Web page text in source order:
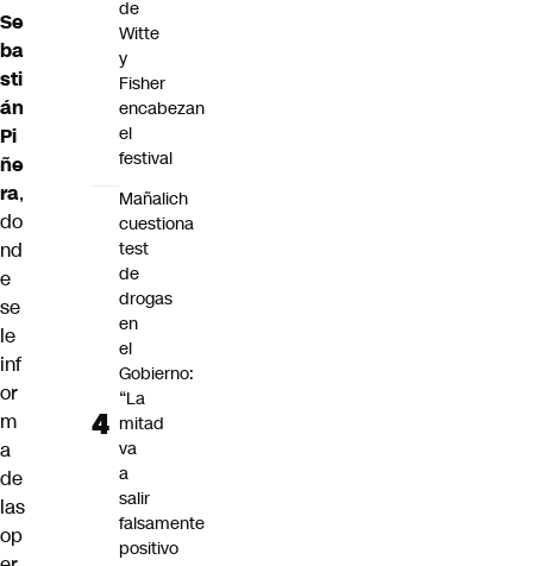
Se
ba
sti
án
Pi
ñe
ra,
do
nd
e
se
le
inf
or
m
a
de
las
op
de
Witte
y
Fisher
encabezan
el
festival
Mañalich
cuestiona
test
de
drogas
en
el
Gobierno:
“La
mitad
va
a
salir
falsamente
positivo